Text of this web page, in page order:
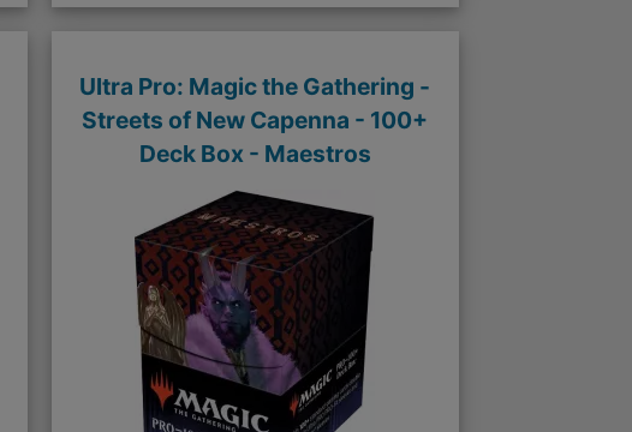
Ultra Pro: Magic the Gathering -
Streets of New Capenna - 100+
Deck Box - Maestros